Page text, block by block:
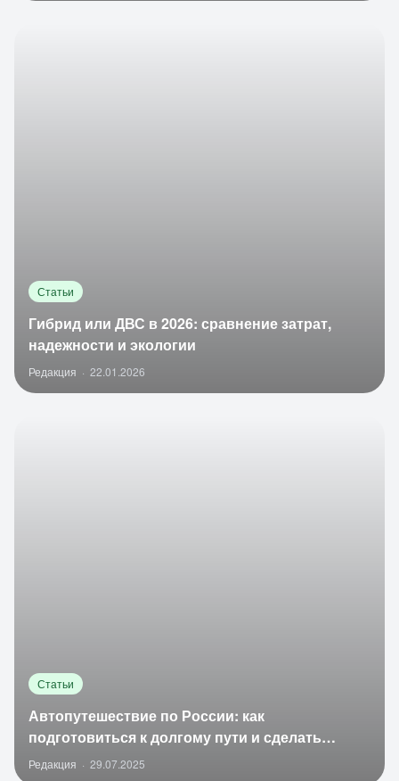
Статьи
Гибрид или ДВС в 2026: сравнение затрат,
надежности и экологии
Редакция · 22.01.2026
Статьи
Автопутешествие по России: как
подготовиться к долгому пути и сделать
поездку комфортной
Редакция · 29.07.2025